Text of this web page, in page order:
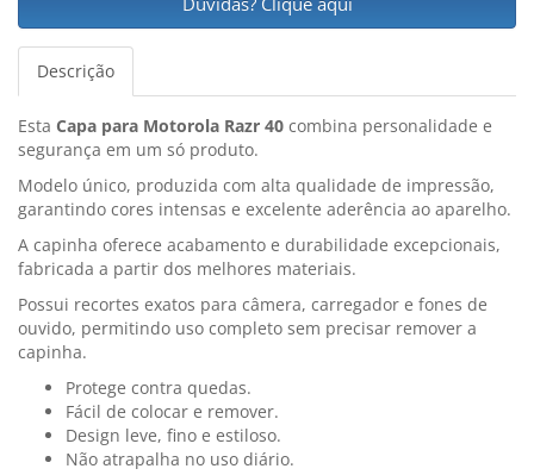
Descrição
Esta Capa para Motorola Razr 40 combina personalidade e
segurança em um só produto.
Modelo único, produzida com alta qualidade de impressão,
garantindo cores intensas e excelente aderência ao aparelho.
A capinha oferece acabamento e durabilidade excepcionais,
fabricada a partir dos melhores materiais.
Possui recortes exatos para câmera, carregador e fones de
ouvido, permitindo uso completo sem precisar remover a
capinha.
Protege contra quedas.
Fácil de colocar e remover.
Design leve, fino e estiloso.
Não atrapalha no uso diário.